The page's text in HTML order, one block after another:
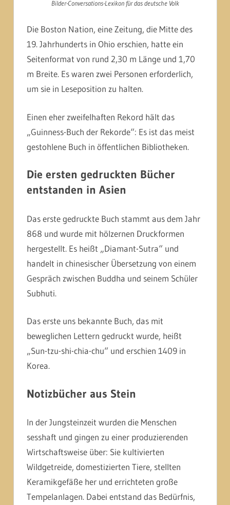
Bilder-Conversations-Lexikon für das deutsche Volk
Die Boston Nation, eine Zeitung, die Mitte des
19. Jahrhunderts in Ohio erschien, hatte ein
Seitenformat von rund 2,30 m Länge und 1,70
m Breite. Es waren zwei Personen erforderlich,
um sie in Leseposition zu halten.
Einen eher zweifelhaften Rekord hält das
„Guinness-Buch der Rekorde“: Es ist das meist
gestohlene Buch in öffentlichen Bibliotheken.
Die ersten gedruckten Bücher
entstanden in Asien
Das erste gedruckte Buch stammt aus dem Jahr
868 und wurde mit hölzernen Druckformen
hergestellt. Es heißt „Diamant-Sutra“ und
handelt in chinesischer Übersetzung von einem
Gespräch zwischen Buddha und seinem Schüler
Subhuti.
Das erste uns bekannte Buch, das mit
beweglichen Lettern gedruckt wurde, heißt
„Sun-tzu-shi-chia-chu“ und erschien 1409 in
Korea.
Notizbücher aus Stein
In der Jungsteinzeit wurden die Menschen
sesshaft und gingen zu einer produzierenden
Wirtschaftsweise über: Sie kultivierten
Wildgetreide, domestizierten Tiere, stellten
Keramikgefäße her und errichteten große
Tempelanlagen. Dabei entstand das Bedürfnis,